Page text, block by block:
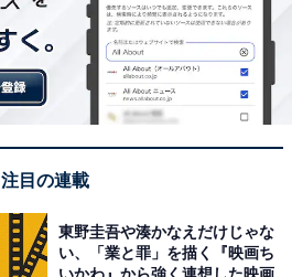
注目の連載
東野圭吾や湊かなえだけじゃな
い、「業と罪」を描く『映画ち
いかわ』から強く連想した映画